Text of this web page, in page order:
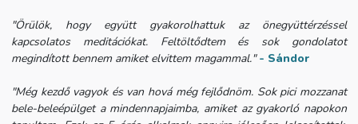
"Örülök, hogy együtt gyakorolhattuk az önegyüttérzéssel
kapcsolatos meditációkat. Feltöltődtem és sok gondolatot
megindított bennem amiket elvittem magammal." - Sándor
"Még kezdő vagyok és van hová még fejlődnöm. Sok pici mozzanat
bele-beleépülget a mindennapjaimba, amiket az gyakorló napokon